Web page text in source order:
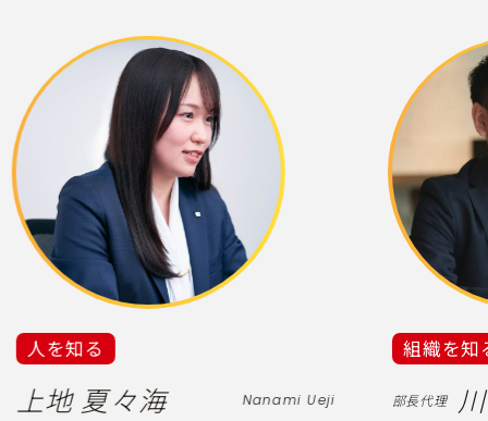
人を知る
上地 夏々海 Nanami Ueji
組織を知
部長代理